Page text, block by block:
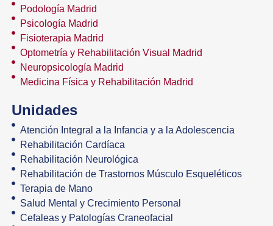
Podología Madrid
Psicología Madrid
Fisioterapia Madrid
Optometría y Rehabilitación Visual Madrid
Neuropsicología Madrid
Medicina Física y Rehabilitación Madrid
Unidades
Atención Integral a la Infancia y a la Adolescencia
Rehabilitación Cardíaca
Rehabilitación Neurológica
Rehabilitación de Trastornos Músculo Esqueléticos
Terapia de Mano
Salud Mental y Crecimiento Personal
Cefaleas y Patologías Craneofacial